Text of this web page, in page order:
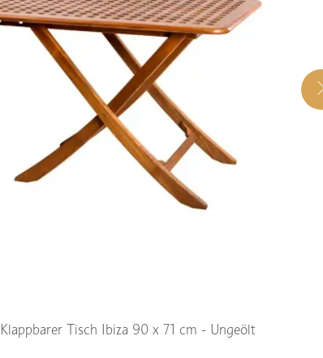
Klappbarer Tisch Ibiza 90 x 71 cm - Ungeölt